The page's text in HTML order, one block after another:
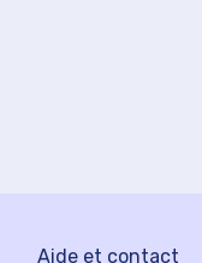
Aide et contact